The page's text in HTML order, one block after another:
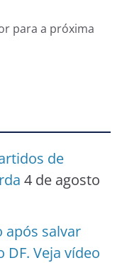
para a próxima
de
4 de agosto
salvar
Veja vídeo